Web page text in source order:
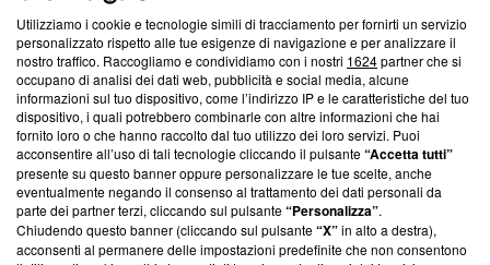
Questa sezione offre informazioni trasparenti su Blasting
News, sui nostri processi editoriali e su come ci impegniamo a
creare news di qualità. Inoltre, afferma la nostra aderenza a
‘Trust Project - News with Integrity’Blasting News non è
ancora membro del programma, ma ha richiesto di farne
parte; Trust Project non ha ancora effettuato una verifica di
conformità agli standard.
Su di noi
Team editoriale
Utilizziamo i cookie e tecnologie simili di tracciamento per fornirti un servizio
personalizzato rispetto alle tue esigenze di navigazione e per analizzare il
nostro traffico. Raccogliamo e condividiamo con i nostri 1624partner che si
occupano di analisi dei dati web, pubblicità e social media, alcune
informazioni sul tuo dispositivo, come l’indirizzo IP e le caratteristiche del tuo
dispositivo, i quali potrebbero combinarle con altre informazioni che hai
fornito loro o che hanno raccolto dal tuo utilizzo dei loro servizi. Puoi
acconsentire all’uso di tali tecnologie cliccando il pulsante“Accetta tutti”
presente su questo banner oppure personalizzare le tue scelte, anche
eventualmente negando il consenso al trattamento dei dati personali da
parte dei partner terzi, cliccando sul pulsante“Personalizza”.
Chiudendo questo banner (cliccando sul pulsante“X”in alto a destra),
acconsenti al permanere delle impostazioni predefinite che non consentono